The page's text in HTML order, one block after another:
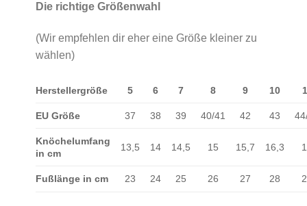
Die richtige Größenwahl
(Wir empfehlen dir eher eine Größe kleiner zu
wählen)
Herstellergröße 5 6 7 8 9 10
EU Größe 37 38 39 40/41 42 43
Knöchelumfang
in cm
13,5 14 14,5 15 15,7 16,3
Fußlänge in cm 23 24 25 26 27 28